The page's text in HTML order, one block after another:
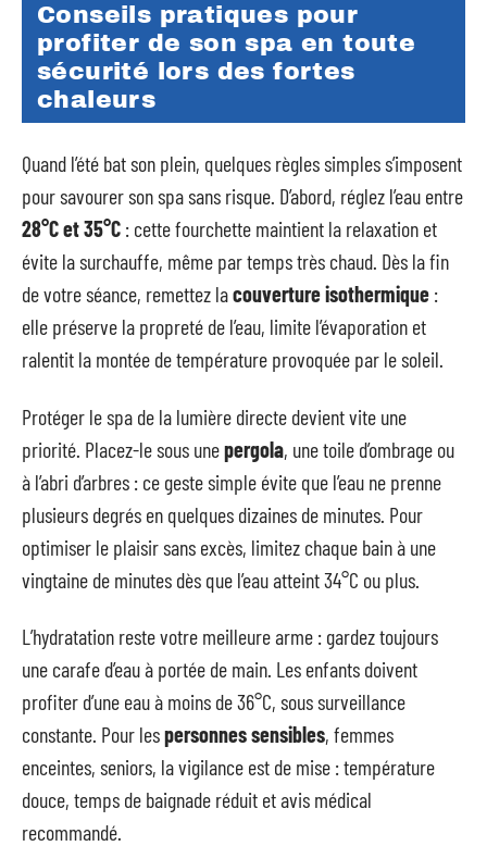
Conseils pratiques pour
profiter de son spa en toute
sécurité lors des fortes
chaleurs
Quand l’été bat son plein, quelques règles simples s’imposent
pour savourer son spa sans risque. D’abord, réglez l’eau entre
28°C et 35°C : cette fourchette maintient la relaxation et
évite la surchauffe, même par temps très chaud. Dès la fin
de votre séance, remettez lacouverture isothermique :
elle préserve la propreté de l’eau, limite l’évaporation et
ralentit la montée de température provoquée par le soleil.
Protéger le spa de la lumière directe devient vite une
priorité. Placez-le sous unepergola, une toile d’ombrage ou
à l’abri d’arbres : ce geste simple évite que l’eau ne prenne
plusieurs degrés en quelques dizaines de minutes. Pour
optimiser le plaisir sans excès, limitez chaque bain à une
vingtaine de minutes dès que l’eau atteint 34°C ou plus.
L’hydratation reste votre meilleure arme : gardez toujours
une carafe d’eau à portée de main. Les enfants doivent
profiter d’une eau à moins de 36°C, sous surveillance
constante. Pour lespersonnes sensibles, femmes
enceintes, seniors, la vigilance est de mise : température
douce, temps de baignade réduit et avis médical
recommandé.